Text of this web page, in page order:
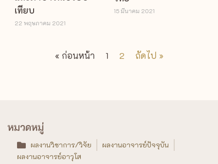
เทียบ
22 พฤษภาคม 2021
15 มีนาคม 2021
« ก่อนหน้า 1 2 ถัดไป »
หมวดหมู่
ผลงานวิชาการ/วิจัย
ผลงานอาจารย์ปัจจุบัน
ผลงานอาจารย์อาวุโส